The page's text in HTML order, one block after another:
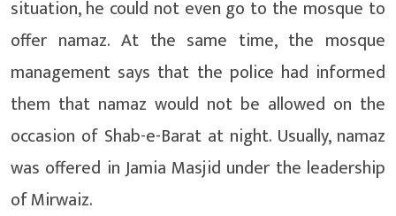
situation, he could not even go to the mosque to
offer namaz. At the same time, the mosque
management says that the police had informed
them that namaz would not be allowed on the
occasion of Shab-e-Barat at night. Usually, namaz
was offered in Jamia Masjid under the leadership
of Mirwaiz.